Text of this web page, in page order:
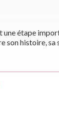
une étape
son histoire,